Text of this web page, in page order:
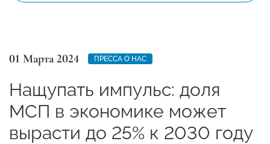
01 Марта 2024 ПРЕССА О НАС
Нащупать импульс: доля
МСП в экономике может
вырасти до 25% к 2030 году